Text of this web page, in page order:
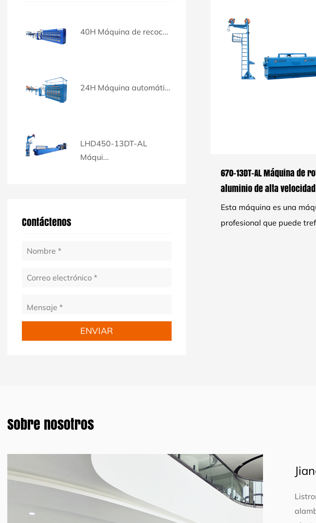
40H Máquina de recoc...
24H Máquina automáti...
LHD450-13DT-AL
Máqui...
Contáctenos
670-13DT-AL Máquina de
aluminio de alta velocidad
Esta máquina es una
profesional que puede
Sobre nosotros